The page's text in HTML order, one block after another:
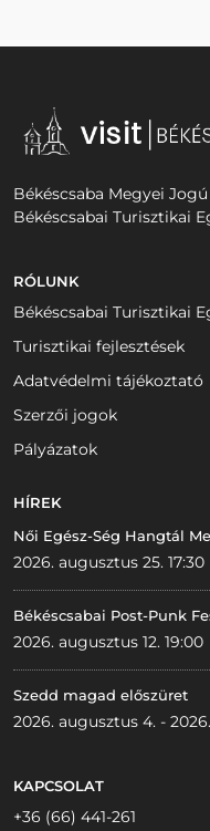
Békéscsaba Megyei
Békéscsabai Turisztikai
RÓLUNK
Békéscsabai Turisztikai
Turisztikai fejlesztések
Adatvédelmi tájékoztató
Szerzői jogok
Pályázatok
HÍREK
Női Egész-Ség Hangtál
2026. augusztus 25. 17:30
Békéscsabai Post-Punk
2026. augusztus 12. 19:00
Szedd magad előszüret
2026. augusztus 4. -
KAPCSOLAT
+36 (66) 441-261